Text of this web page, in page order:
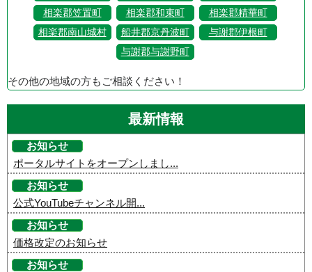
相楽郡笠置町
相楽郡和束町
相楽郡精華町
相楽郡南山城村
船井郡京丹波町
与謝郡伊根町
与謝郡与謝野町
その他の地域の方もご相談ください！
最新情報
お知らせ
ポータルサイトをオープンしまし...
お知らせ
公式YouTubeチャンネル開...
お知らせ
価格改定のお知らせ
お知らせ